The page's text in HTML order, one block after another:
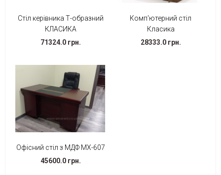
Стіл керівника Т-образний
КЛАСИКА
71324.0 грн.
Комп'ютерний стіл
Класика
28333.0 грн.
Офісний стіл з МДФ МХ-607
45600.0 грн.